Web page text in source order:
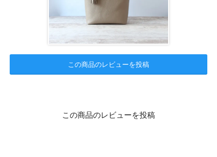
この商品のレビューを投稿
この商品のレビューを投稿